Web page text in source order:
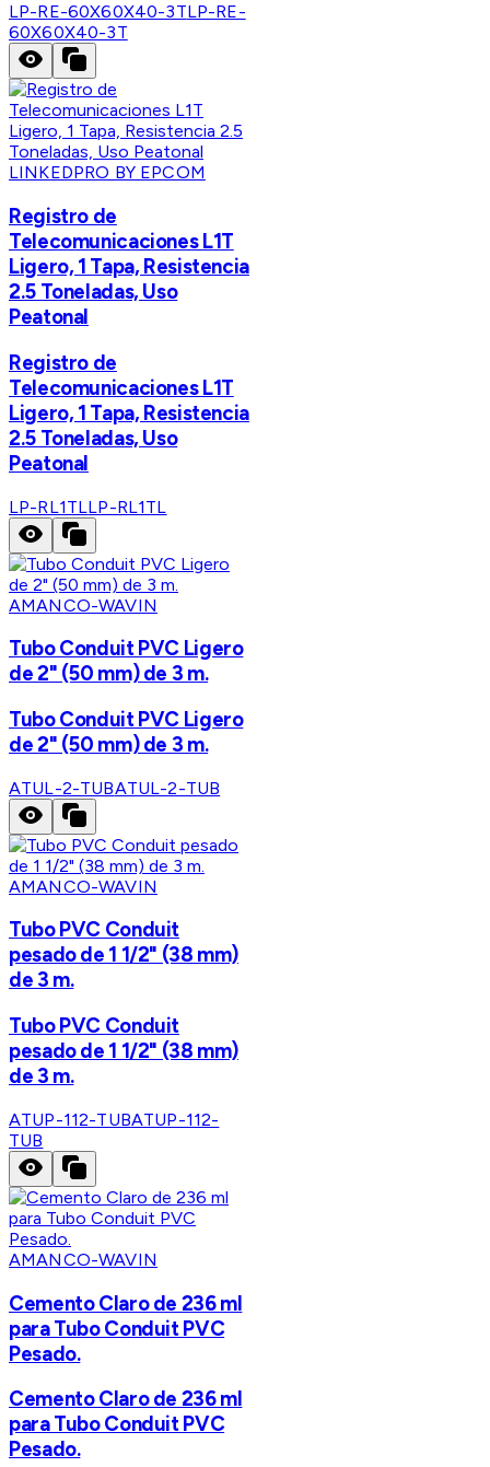
LP-RE-60X60X40-3TLP-RE-
60X60X40-3T
LINKEDPRO BY EPCOM
Registro de
Telecomunicaciones L1T
Ligero, 1 Tapa, Resistencia
2.5 Toneladas, Uso
Peatonal
Registro de
Telecomunicaciones L1T
Ligero, 1 Tapa, Resistencia
2.5 Toneladas, Uso
Peatonal
LP-RL1TLLP-RL1TL
AMANCO-WAVIN
Tubo Conduit PVC Ligero
de 2" (50 mm) de 3 m.
Tubo Conduit PVC Ligero
de 2" (50 mm) de 3 m.
ATUL-2-TUBATUL-2-TUB
AMANCO-WAVIN
Tubo PVC Conduit
pesado de 1 1/2" (38 mm)
de 3 m.
Tubo PVC Conduit
pesado de 1 1/2" (38 mm)
de 3 m.
ATUP-112-TUBATUP-112-
TUB
AMANCO-WAVIN
Cemento Claro de 236 ml
para Tubo Conduit PVC
Pesado.
Cemento Claro de 236 ml
para Tubo Conduit PVC
Pesado.